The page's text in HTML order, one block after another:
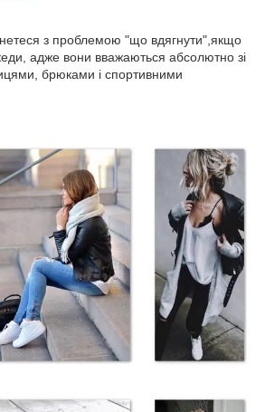
з проблемою "що вдягнути",якщо
адже вони вважаються абсолютно зі
брюками і спортивними